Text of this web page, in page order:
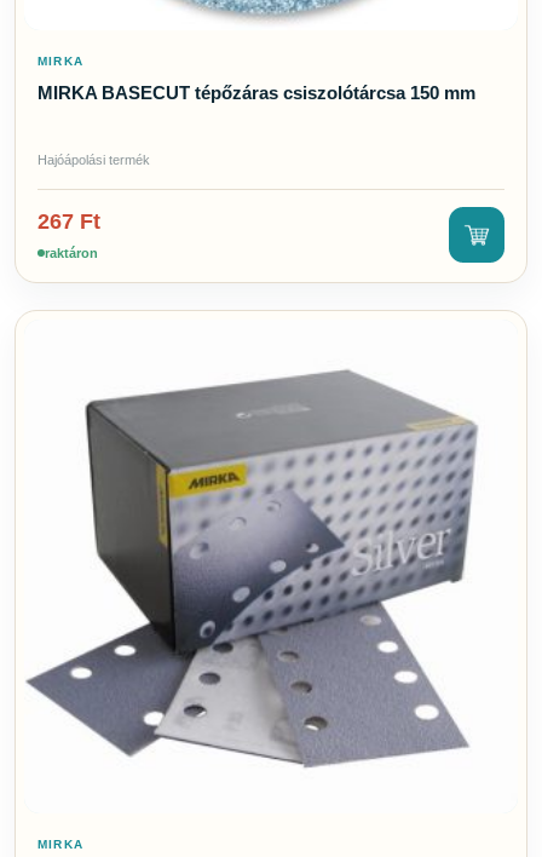
MIRKA
MIRKA BASECUT tépőzáras csiszolótárcsa 150 mm
Hajóápolási termék
267 Ft
raktáron
MIRKA